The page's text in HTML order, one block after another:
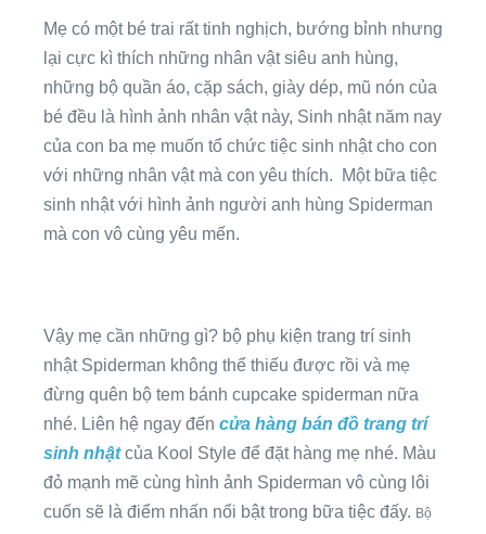
Mẹ có một bé trai rất tinh nghịch, bướng bỉnh nhưng
lại cực kì thích những nhân vật siêu anh hùng,
những bộ quần áo, cặp sách, giày dép, mũ nón của
bé đều là hình ảnh nhân vật này, Sinh nhật năm nay
của con ba mẹ muốn tổ chức tiệc sinh nhật cho con
với những nhân vật mà con yêu thích. Một bữa tiệc
sinh nhật với hình ảnh người anh hùng Spiderman
mà con vô cùng yêu mến.
Vậy mẹ cần những gì? bộ phụ kiện trang trí sinh
nhật Spiderman không thể thiếu được rồi và mẹ
đừng quên bộ tem bánh cupcake spiderman nữa
nhé. Liên hệ ngay đến cửa hàng bán đồ trang trí
sinh nhậtcủa Kool Style để đặt hàng mẹ nhé. Màu
đỏ mạnh mẽ cùng hình ảnh Spiderman vô cùng lôi
cuốn sẽ là điểm nhấn nổi bật trong bữa tiệc đấy. Bộ